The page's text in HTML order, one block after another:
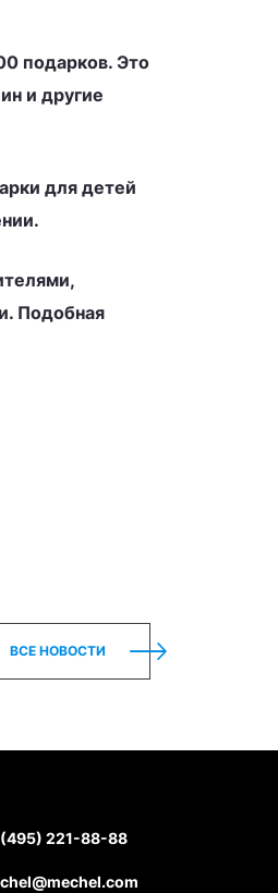
подарков. Это
и другие
для детей
Подобная
ВСЕ НОВОСТИ
221-88-88